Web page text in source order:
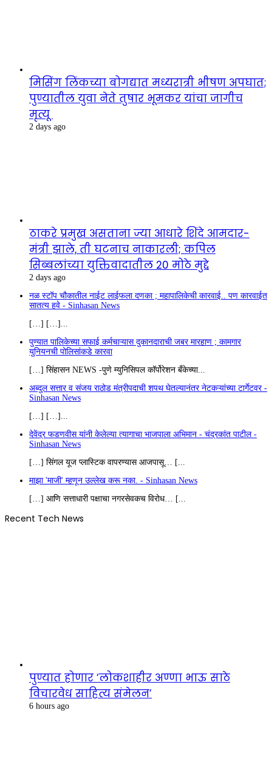
मिसिंग लिंकच्या बोगद्यात मध्यरात्री भीषण अपघात;
पुण्यातील युवा नेते तुषार भूमकर यांचा जागीच
मृत्यू
2 days ago
ठाकरे प्रमुख असताना ज्या आधारे शिंदे आमदार-
मंत्री झाले, ती घटनाच नाकारली; कपिल
सिब्बलांच्या युक्तिवादातील 20 मोठे मुद्दे
2 days ago
नळ स्टॉप चौकातील नाईट लाईफला दणका ; महापालिकेची कारवाई.. पण कारवाईत
सातत्य हवे - Sinhasan News
[…] […]...
पुण्यात पालिकेच्या सफाई कर्मचाऱ्यास दुकानदाराची जबर मारहाण ; कामगार
युनियनची पोलिसांकडे कारवा
[…] सिंहासन NEWS -पुणे म्युनिसिपल कॉर्पोरेशन बँकेच्या...
अब्दुल सत्तार व संजय राठोड मंत्रीपदाची शपथ घेतल्यानंतर नेटकऱ्यांच्या टार्गेटवर -
Sinhasan News
[…] […]...
देवेंद्र फडणवीस यांनी केलेल्या त्यागाचा भाजपाला अभिमान - चंद्रकांत पाटील -
Sinhasan News
[…] सिंगल यूज प्लास्टिक वापरण्यास आजपासू… [...
माझा 'माजी' म्हणून उल्लेख करू नका. - Sinhasan News
[…] आणि सत्ताधारी पक्षाचा नगरसेवकच विरोध… [...
Recent Tech News
पुण्यात होणार ‘लोकशाहीर अण्णा भाऊ साठे
विचारवेध साहित्य संमेलन’
6 hours ago